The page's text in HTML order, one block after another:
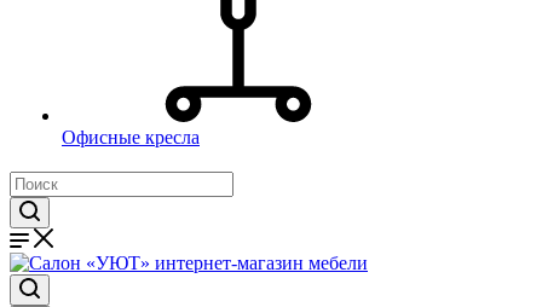
Офисные кресла